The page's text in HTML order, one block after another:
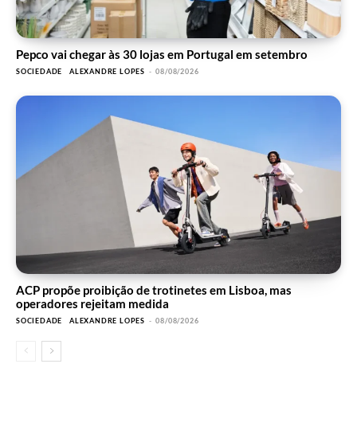
Pepco vai chegar às 30 lojas em Portugal em setembro
SOCIEDADE ALEXANDRE LOPES - 08/08/2026
ACP propõe proibição de trotinetes em Lisboa, mas
operadores rejeitam medida
SOCIEDADE ALEXANDRE LOPES - 08/08/2026